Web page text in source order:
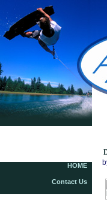
Download Les
S\\\'en Libérer
HOME
Contact Us